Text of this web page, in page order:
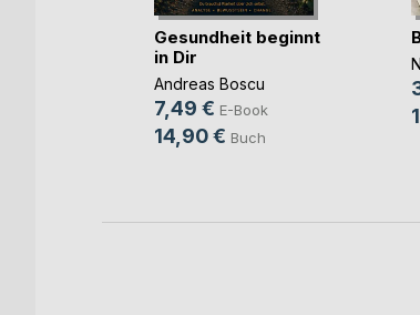
Gesundheit beginnt
in Dir
Andreas Boscu
7,49 € E-Book
14,90 € Buch